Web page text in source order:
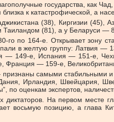
государства, как
к катастрофической, а
(38), Киргизии
(81), а у Беларуси —
го по 164-е. Открывает зону
в желтую группу:
— 149-е, Испания — 151-е,
Франция — 159-е,
самыми стабильными
Ирландия, Швейцария,
по оценкам экспертов,
диктаторов. На первом
позицию, а глава